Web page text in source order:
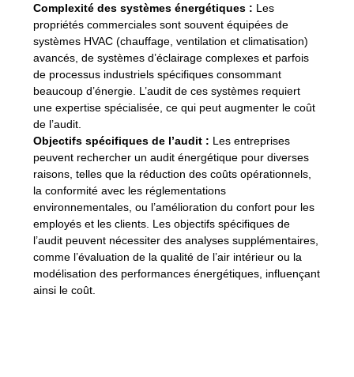
Complexité des systèmes énergétiques : Les
propriétés commerciales sont souvent équipées de
systèmes HVAC (chauffage, ventilation et climatisation)
avancés, de systèmes d’éclairage complexes et parfois
de processus industriels spécifiques consommant
beaucoup d’énergie. L’audit de ces systèmes requiert
une expertise spécialisée, ce qui peut augmenter le coût
de l’audit.
Objectifs spécifiques de l’audit : Les entreprises
peuvent rechercher un audit énergétique pour diverses
raisons, telles que la réduction des coûts opérationnels,
la conformité avec les réglementations
environnementales, ou l’amélioration du confort pour les
employés et les clients. Les objectifs spécifiques de
l’audit peuvent nécessiter des analyses supplémentaires,
comme l’évaluation de la qualité de l’air intérieur ou la
modélisation des performances énergétiques, influençant
ainsi le coût.